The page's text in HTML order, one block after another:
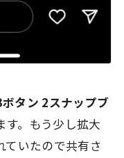
ボタン 2スナップブ
す。もう少し拡大
いたので共有さ